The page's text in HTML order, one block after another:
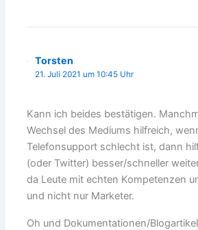
Torsten
21. Juli 2021 um 10:45 Uhr
Kann ich beides bestätigen.
Wechsel des Mediums hilfreich,
Telefonsupport schlecht ist, dann
(oder Twitter) besser/schneller
da Leute mit echten Kompetenzen
und nicht nur Marketer.
Oh und Dokumentationen/